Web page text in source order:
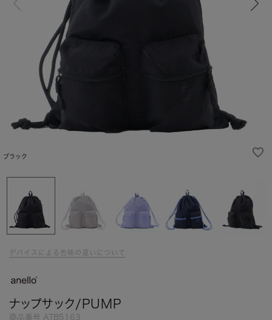
ブラック
デバイスによる色味の違いについて
ナップサック/PUMP
商品番号 ATB5163